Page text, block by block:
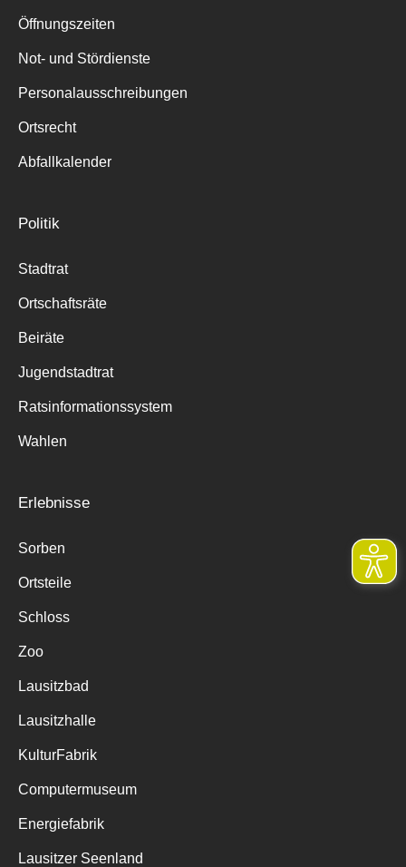
Öffnungszeiten
Not- und Stördienste
Personalausschreibungen
Ortsrecht
Abfallkalender
Politik
Stadtrat
Ortschaftsräte
Beiräte
Jugendstadtrat
Ratsinformationssystem
Wahlen
Erlebnisse
Sorben
Ortsteile
Schloss
Zoo
Lausitzbad
Lausitzhalle
KulturFabrik
Computermuseum
Energiefabrik
Lausitzer Seenland